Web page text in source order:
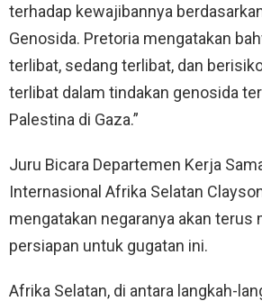
terhadap kewajibannya
Genosida. Pretoria mengatakan
terlibat, sedang terlibat, dan
terlibat dalam tindakan genosida
Palestina di Gaza.”
Juru Bicara Departemen Kerja
Internasional Afrika Selatan
mengatakan negaranya akan terus
persiapan untuk gugatan ini.
Afrika Selatan, di antara langkah-